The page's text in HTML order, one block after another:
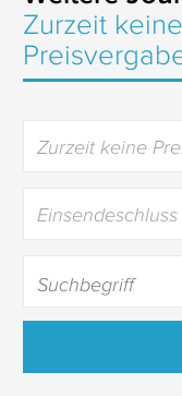
Zurzeit
Einsendeschluss